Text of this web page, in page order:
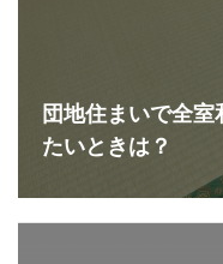
団地住まいで全室
たいときは？